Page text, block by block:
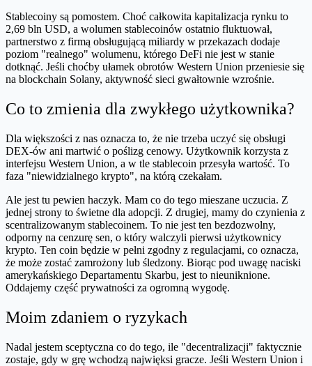
Stablecoiny są pomostem. Choć całkowita kapitalizacja rynku to
2,69 bln USD, a wolumen stablecoinów ostatnio fluktuował,
partnerstwo z firmą obsługującą miliardy w przekazach dodaje
poziom "realnego" wolumenu, którego DeFi nie jest w stanie
dotknąć. Jeśli choćby ułamek obrotów Western Union przeniesie się
na blockchain Solany, aktywność sieci gwałtownie wzrośnie.
Co to zmienia dla zwykłego użytkownika?
Dla większości z nas oznacza to, że nie trzeba uczyć się obsługi
DEX-ów ani martwić o poślizg cenowy. Użytkownik korzysta z
interfejsu Western Union, a w tle stablecoin przesyła wartość. To
faza "niewidzialnego krypto", na którą czekałam.
Ale jest tu pewien haczyk. Mam co do tego mieszane uczucia. Z
jednej strony to świetne dla adopcji. Z drugiej, mamy do czynienia z
scentralizowanym stablecoinem. To nie jest ten bezdozwolny,
odporny na cenzurę sen, o który walczyli pierwsi użytkownicy
krypto. Ten coin będzie w pełni zgodny z regulacjami, co oznacza,
że może zostać zamrożony lub śledzony. Biorąc pod uwagę naciski
amerykańskiego Departamentu Skarbu, jest to nieuniknione.
Oddajemy część prywatności za ogromną wygodę.
Moim zdaniem o ryzykach
Nadal jestem sceptyczna co do tego, ile "decentralizacji" faktycznie
zostaje, gdy w grę wchodzą najwięksi gracze. Jeśli Western Union i